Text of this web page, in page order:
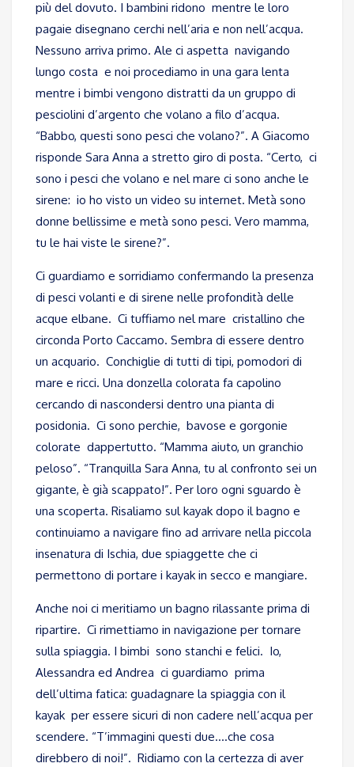
più del dovuto. I bambini ridono mentre le loro
pagaie disegnano cerchi nell’aria e non nell’acqua.
Nessuno arriva primo. Ale ci aspetta navigando
lungo costa e noi procediamo in una gara lenta
mentre i bimbi vengono distratti da un gruppo di
pesciolini d’argento che volano a filo d’acqua.
“Babbo, questi sono pesci che volano?”. A Giacomo
risponde Sara Anna a stretto giro di posta. “Certo, ci
sono i pesci che volano e nel mare ci sono anche le
sirene: io ho visto un video su internet. Metà sono
donne bellissime e metà sono pesci. Vero mamma,
tu le hai viste le sirene?”.
Ci guardiamo e sorridiamo confermando la presenza
di pesci volanti e di sirene nelle profondità delle
acque elbane. Ci tuffiamo nel mare cristallino che
circonda Porto Caccamo. Sembra di essere dentro
un acquario. Conchiglie di tutti di tipi, pomodori di
mare e ricci. Una donzella colorata fa capolino
cercando di nascondersi dentro una pianta di
posidonia. Ci sono perchie, bavose e gorgonie
colorate dappertutto. “Mamma aiuto, un granchio
peloso”. “Tranquilla Sara Anna, tu al confronto sei un
gigante, è già scappato!”. Per loro ogni sguardo è
una scoperta. Risaliamo sul kayak dopo il bagno e
continuiamo a navigare fino ad arrivare nella piccola
insenatura di Ischia, due spiaggette che ci
permettono di portare i kayak in secco e mangiare.
Anche noi ci meritiamo un bagno rilassante prima di
ripartire. Ci rimettiamo in navigazione per tornare
sulla spiaggia. I bimbi sono stanchi e felici. Io,
Alessandra ed Andrea ci guardiamo prima
dell’ultima fatica: guadagnare la spiaggia con il
kayak per essere sicuri di non cadere nell’acqua per
scendere. “T’immagini questi due….che cosa
direbbero di noi!”. Ridiamo con la certezza di aver